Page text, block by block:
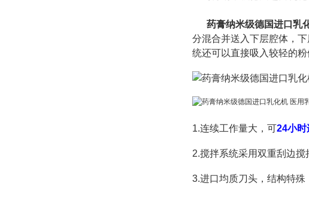
药膏纳米级德国进口乳
分混合并送入下层腔体，
统还可以直接吸入较轻的
1.连续工作量大， 可24小时
2.搅拌系统采用双重刮边搅
3.进口均质刀头，结构特殊